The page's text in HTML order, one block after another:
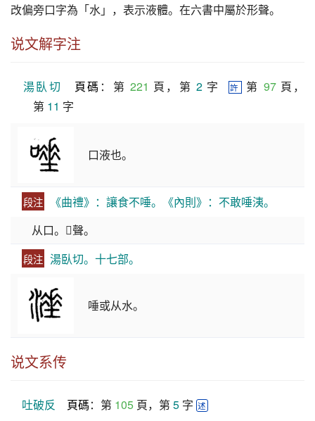
改偏旁口字為「水」，表示液體。在六書中屬於形聲。
说文解字注
湯臥切 頁碼 ：第 221 頁，第 2 字 許 第 97 頁，
第 11 字
口液也。
段注
《曲禮》：讓食不唾。《內則》：不敢唾洟。
从口。𡍮聲。
段注 湯臥切。十七部。
唾或从水。
说文系传
吐破反 頁碼：第 105 頁，第 5 字 述